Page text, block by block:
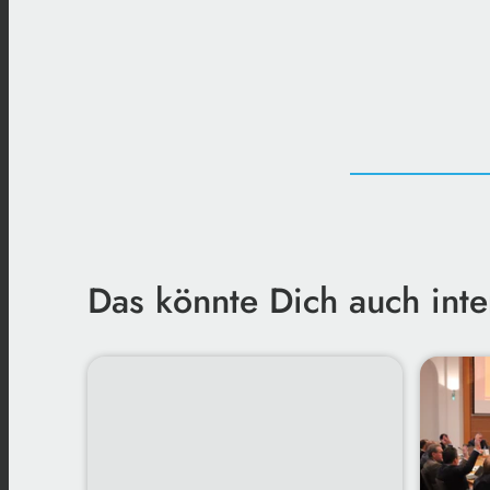
Das könnte Dich auch